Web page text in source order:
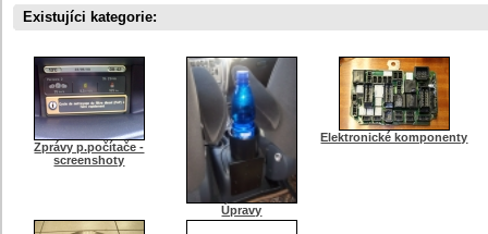
Existujíci kategorie:
Zprávy p.počítače -
screenshoty
Úpravy
Elektronické komponenty